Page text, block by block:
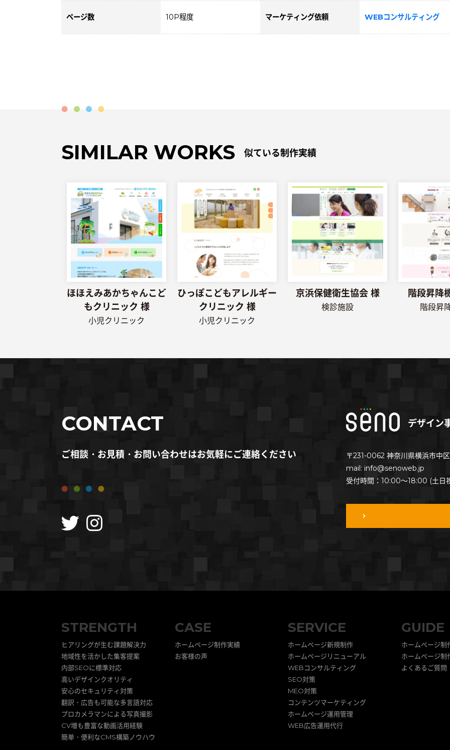
ページ数 10P程度 マーケティング依頼 WEBコンサルティング
SIMILAR WORKS 似ている制作実績
ほほえみあかちゃんこど
もクリニック 様
小児クリニック
ひっぽこどもアレルギー
クリニック 様
小児クリニック
京浜保健衛生協会 様
検診施設
階段昇降
階段昇
CONTACT
ご相談・お見積・お問い合わせはお気軽にご連絡ください
デザイン
〒231-0062 神奈川県横浜市中
mail: info@senoweb.jp
受付時間：10:00～18:00 (土日
STRENGTH
ヒアリングが生む課題解決力
地域性を活かした集客提案
内部SEOに標準対応
高いデザインクオリティ
安心のセキュリティ対策
翻訳・広告も可能な多言語対応
プロカメラマンによる写真撮影
CV増も豊富な動画活用経験
簡単・便利なCMS構築ノウハウ
CASE
ホームページ制作実績
お客様の声
SERVICE
ホームページ新規制作
ホームページリニューアル
WEBコンサルティング
SEO対策
MEO対策
コンテンツマーケティング
ホームページ運用管理
WEB広告運用代行
GUIDE
ホームページ制
ホームページ制
よくあるご質問